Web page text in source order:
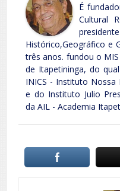
É
Cultural
Histórico,Geográfico e
três anos. fundou o
de Itapetininga, do
INICS - Instituto Nossa
e do Instituto Julio
da AIL - Academia